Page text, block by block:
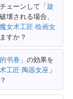
ェーンして「旋
壊される場合、
魔女术工匠·绘画女
すか？
书卷 」の効果を
工匠·陶器女巫 」